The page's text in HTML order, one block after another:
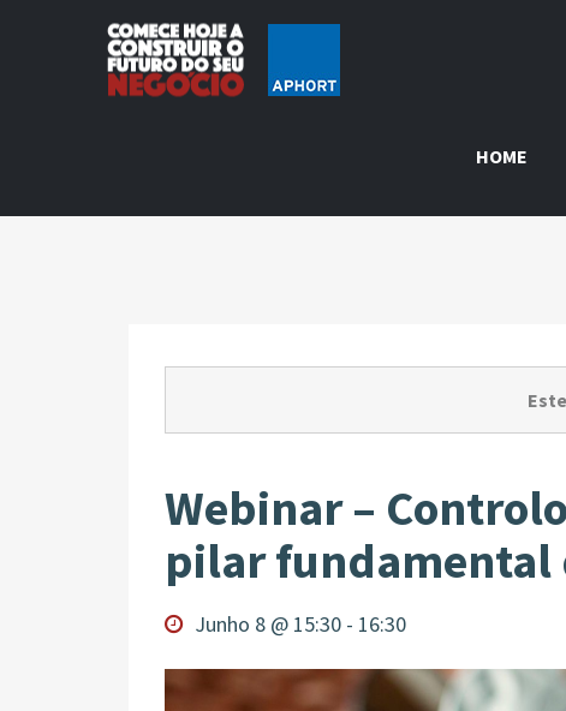
HOME
Webinar –
pilar fundamental
Junho 8 @ 15:30 - 16:30